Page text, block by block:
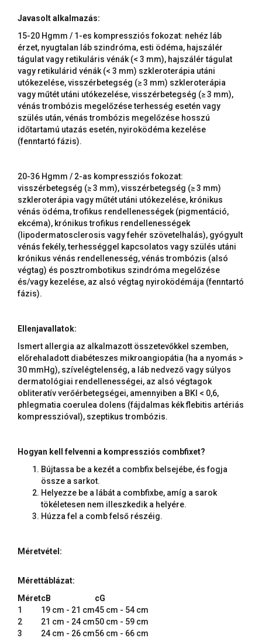
Javasolt alkalmazás:
15-20 Hgmm / 1-es kompressziós fokozat: nehéz láb
érzet, nyugtalan láb szindróma, esti ödéma, hajszálér
tágulat vagy retikuláris vénák (< 3 mm), hajszálér tágulat
vagy retikulárid vénák (< 3 mm) szkleroterápia utáni
utókezelése, visszérbetegség (≥ 3 mm) szkleroterápia
vagy műtét utáni utókezelése, visszérbetegség (≥ 3 mm),
vénás trombózis megelőzése terhesség esetén vagy
szülés után, vénás trombózis megelőzése hosszú
időtartamú utazás esetén, nyiroködéma kezelése
(fenntartó fázis).
20-36 Hgmm / 2-as kompressziós fokozat:
visszérbetegség (≥ 3 mm), visszérbetegség (≥ 3 mm)
szkleroterápia vagy műtét utáni utókezelése, krónikus
vénás ödéma, trofikus rendellenességek (pigmentáció,
ekcéma), krónikus trofikus rendellenességek
(lipodermatosclerosis vagy fehér szövetelhalás), gyógyult
vénás fekély, terhességgel kapcsolatos vagy szülés utáni
krónikus vénás rendellenesség, vénás trombózis (alsó
végtag) és posztrombotikus szindróma megelőzése
és/vagy kezelése, az alsó végtag nyiroködémája (fenntartó
fázis).
Ellenjavallatok:
Ismert allergia az alkalmazott összetevőkkel szemben,
előrehaladott diabéteszes mikroangiopátia (ha a nyomás >
30 mmHg), szívelégtelenség, a láb nedvező vagy súlyos
dermatológiai rendellenességei, az alsó végtagok
obliteratív verőérbetegségei, amennyiben a BKI < 0,6,
phlegmatia coerulea dolens (fájdalmas kék flebitis artériás
kompresszióval), szeptikus trombózis.
Hogyan kell felvenni a kompressziós combfixet?
Bújtassa be a kezét a combfix belsejébe, és fogja
össze a sarkot.
Helyezze be a lábát a combfixbe, amíg a sarok
tökéletesen nem illeszkedik a helyére.
Húzza fel a comb felső részéig.
Méretvétel:
Mérettáblázat:
MéretcB
cG
1
19 cm - 21 cm45 cm - 54 cm
2
21 cm - 24 cm50 cm - 59 cm
3
24 cm - 26 cm56 cm - 66 cm